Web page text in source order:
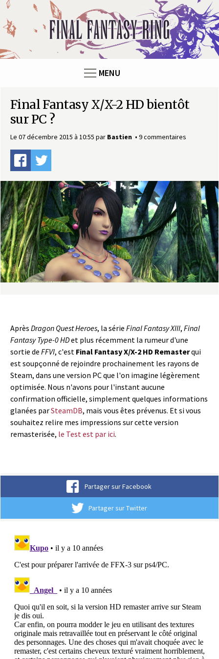
F
n
n
t
a
s
y
MENU
Final Fantasy X/X-2 HD bientôt
sur PC ?
Le 07 décembre 2015 à 10:55 par Bastien 9 commentaires
Après Dragon Quest Heroes, la série Final Fantasy XIII, Final
Fantasy Type-0 HDet plus récemment la rumeur d'une
sortie de FFVI, c'est Final Fantasy X/X-2 HD Remasterqui
est soupçonné de rejoindre prochainement les rayons de
Steam, dans une version PC que l'on imagine légèrement
optimisée. Nous n'avons pour l'instant aucune
confirmation officielle, simplement quelques informations
glanées parSteamDB, mais vous êtes prévenus. Et si vous
souhaitez relire mes impressions sur cette version
remasterisée, le Test est par ici.
Partager sur Facebook
Partager sur Twitter
Panneau de gestion des cookies